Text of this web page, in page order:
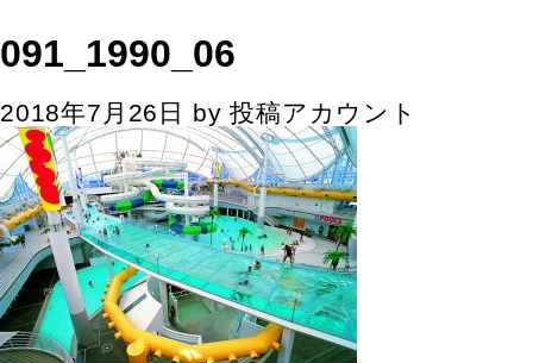
091_1990_06
2018年7月26日 by投稿アカウント